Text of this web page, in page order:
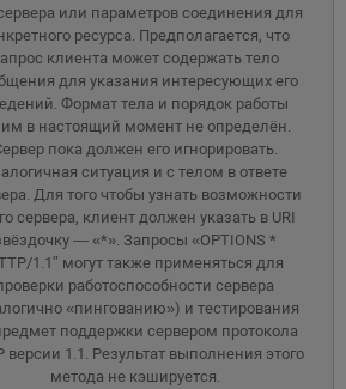
или параметров соединения для
ресурса. Предполагается, что
клиента может содержать тело
для указания интересующих его
Формат тела и порядок работы
в настоящий момент не определён.
пока должен его игнорировать.
ситуация и с телом в ответе
Для того чтобы узнать возможности
сервера, клиент должен указать в URI
— «*». Запросы «OPTIONS *
1.1″ могут также применяться для
работоспособности сервера
«пингованию») и тестирования
поддержки сервером протокола
версии 1.1. Результат выполнения этого
метода не кэшируется.